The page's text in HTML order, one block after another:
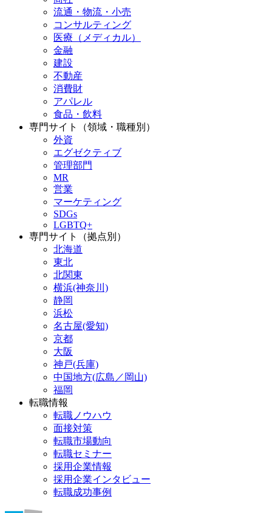
流通・物流・小売
コンサルティング
医療（メディカル）
金融
建設
不動産
消費財
アパレル
食品・飲料
専門サイト（領域・職種別）
外資
エグゼクティブ
管理部門
MR
営業
マーケティング
SDGs
LGBTQ+
専門サイト（拠点別）
北海道
東北
北関東
横浜(神奈川)
静岡
浜松
名古屋(愛知)
京都
大阪
神戸(兵庫)
中国地方(広島／岡山)
福岡
転職情報
転職ノウハウ
面接対策
転職市場動向
転職セミナー
採用企業情報
採用企業インタビュー
転職成功事例